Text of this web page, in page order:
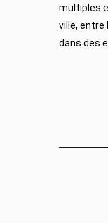
multiples
ville, entre
dans des